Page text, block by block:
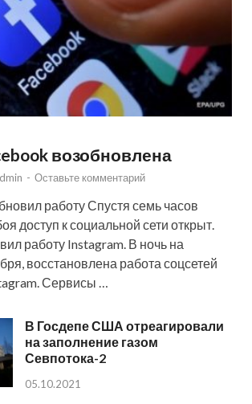
возобновлена
- Оставьте комментарий
работу Спустя семь часов
доступ к социальной сети открыт.
работу Instagram. В ночь на
восстановлена работа соцсетей
Сервисы …
В Госдепе США отреагировали
на заполнение газом
Севпотока-2
05.10.2021